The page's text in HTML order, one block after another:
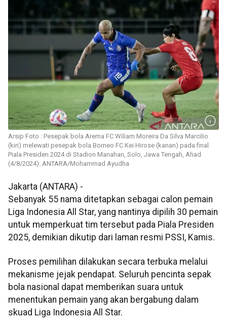
Arsip Foto : Pesepak bola Arema FC Wiliam Moreira Da Silva Marcilio
(kiri) melewati pesepak bola Borneo FC Kei Hirose (kanan) pada final
Piala Presiden 2024 di Stadion Manahan, Solo, Jawa Tengah, Ahad
(4/8/2024). ANTARA/Mohammad Ayudha
Jakarta (ANTARA) -
Sebanyak 55 nama ditetapkan sebagai calon pemain
Liga Indonesia All Star, yang nantinya dipilih 30 pemain
untuk memperkuat tim tersebut pada Piala Presiden
2025, demikian dikutip dari laman resmi PSSI, Kamis.
Proses pemilihan dilakukan secara terbuka melalui
mekanisme jejak pendapat. Seluruh pencinta sepak
bola nasional dapat memberikan suara untuk
menentukan pemain yang akan bergabung dalam
skuad Liga Indonesia All Star.